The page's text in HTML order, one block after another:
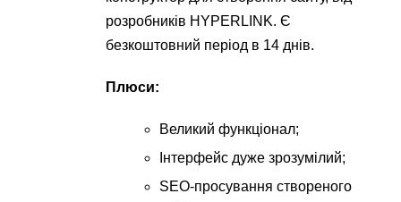
розробників HYPERLINK. Є
безкоштовний період в 14 днів.
Плюси:
Великий функціонал;
Інтерфейс дуже зрозумілий;
SEO-просування створеного